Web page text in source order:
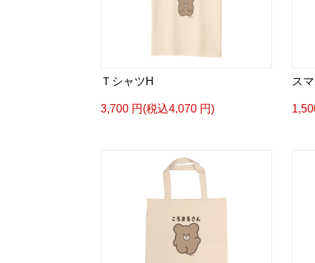
ＴシャツH
3,700 円(税込4,070 円)
ス